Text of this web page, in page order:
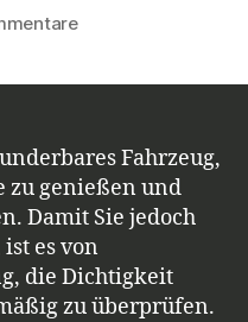
zu
für
sorgloses
Reisen
Fahrzeug,
zu genießen und
Damit Sie jedoch
es von
die Dichtigkeit
zu überprüfen.